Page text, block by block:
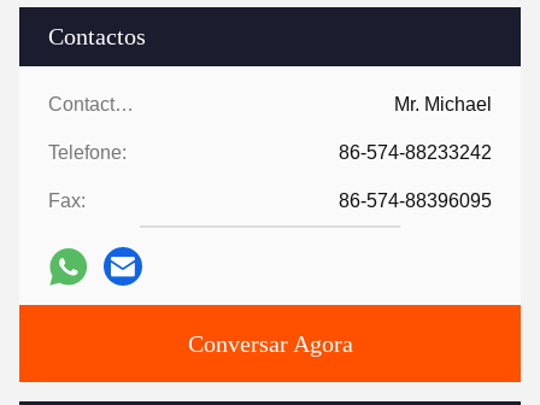
Contactos
Contactos: Mr. Michael
Telefone: 86-574-88233242
Fax: 86-574-88396095
Conversar Agora